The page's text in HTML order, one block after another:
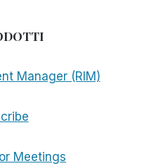
Manager (RIM)
Meetings